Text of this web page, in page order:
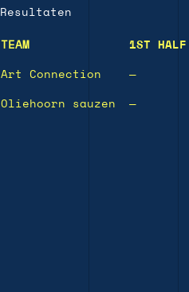
Resultaten
TEAM 1ST HALF
Art Connection —
Oliehoorn sauzen —